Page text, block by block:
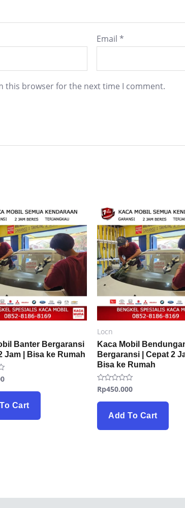
Email *
this browser for the next time I comment.
Banter Bergaransi
Jam | Bisa ke Rumah
Cart
Locn
Kaca Mobil
Bergaransi | Cepat 2
Bisa ke Rumah
Rated
0
out
Rp450.000
Add To Cart